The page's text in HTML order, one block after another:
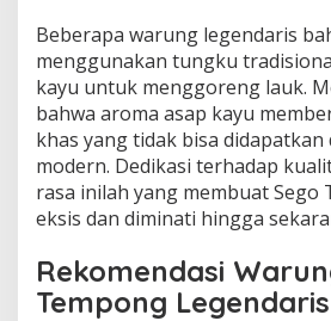
Beberapa warung legendaris
menggunakan tungku
kayu untuk menggoreng lauk.
bahwa aroma asap kayu
khas yang tidak bisa
modern. Dedikasi terhadap
rasa inilah yang membuat Sego
eksis dan diminati hingga
Rekomendasi
Tempong Legendaris